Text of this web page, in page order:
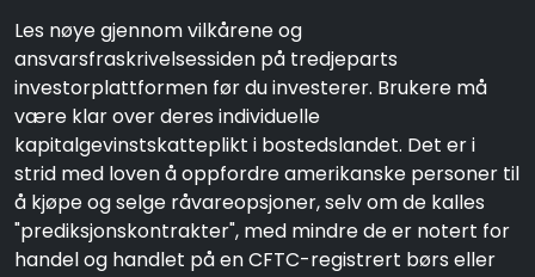
Les nøye gjennom vilkårene og
ansvarsfraskrivelsessiden på tredjeparts
investorplattformen før du investerer. Brukere må
være klar over deres individuelle
kapitalgevinstskatteplikt i bostedslandet. Det er i
strid med loven å oppfordre amerikanske personer til
å kjøpe og selge råvareopsjoner, selv om de kalles
"prediksjonskontrakter", med mindre de er notert for
handel og handlet på en CFTC-registrert børs eller